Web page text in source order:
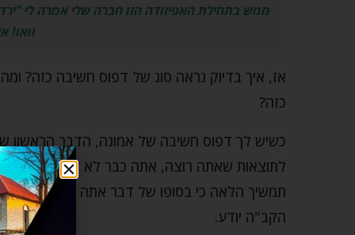
ממש בתחילת האפיזודה הזו חברה שלי אמרה לי
וואו!
אז, איך בדיוק נראה סוג של דפוס חשיבה
כזה?
כשיש לך דפוס חשיבה של אמונה, הדבר
לתוצאות שאתה רוצה, אתה כבר לא קשור רגשית
תמשיך הלאה כי בסופו של דבר אתה יודע שאתה
הקב"ה יודע.